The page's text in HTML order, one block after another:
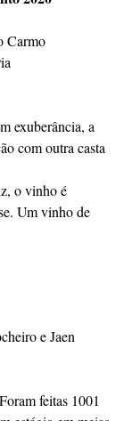
Carmo
exuberância, a
com outra casta
o vinho é
Um vinho de
e Jaen
feitas 1001